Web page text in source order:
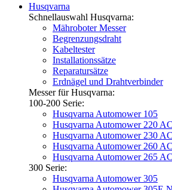
Husqvarna
Schnellauswahl Husqvarna:
Mähroboter Messer
Begrenzungsdraht
Kabeltester
Installationssätze
Reparatursätze
Erdnägel und Drahtverbinder
Messer für Husqvarna:
100-200 Serie:
Husqvarna Automower 105
Husqvarna Automower 220 AC
Husqvarna Automower 230
Husqvarna Automower 260
Husqvarna Automower 265
300 Serie:
Husqvarna Automower 305